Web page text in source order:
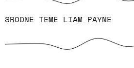
SRODNE TEME LIAM PAYNE